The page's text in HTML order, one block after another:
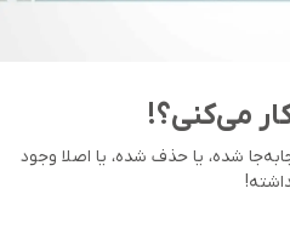
می‌کنی؟!
شده، یا حذف شده، یا اصلا وجود